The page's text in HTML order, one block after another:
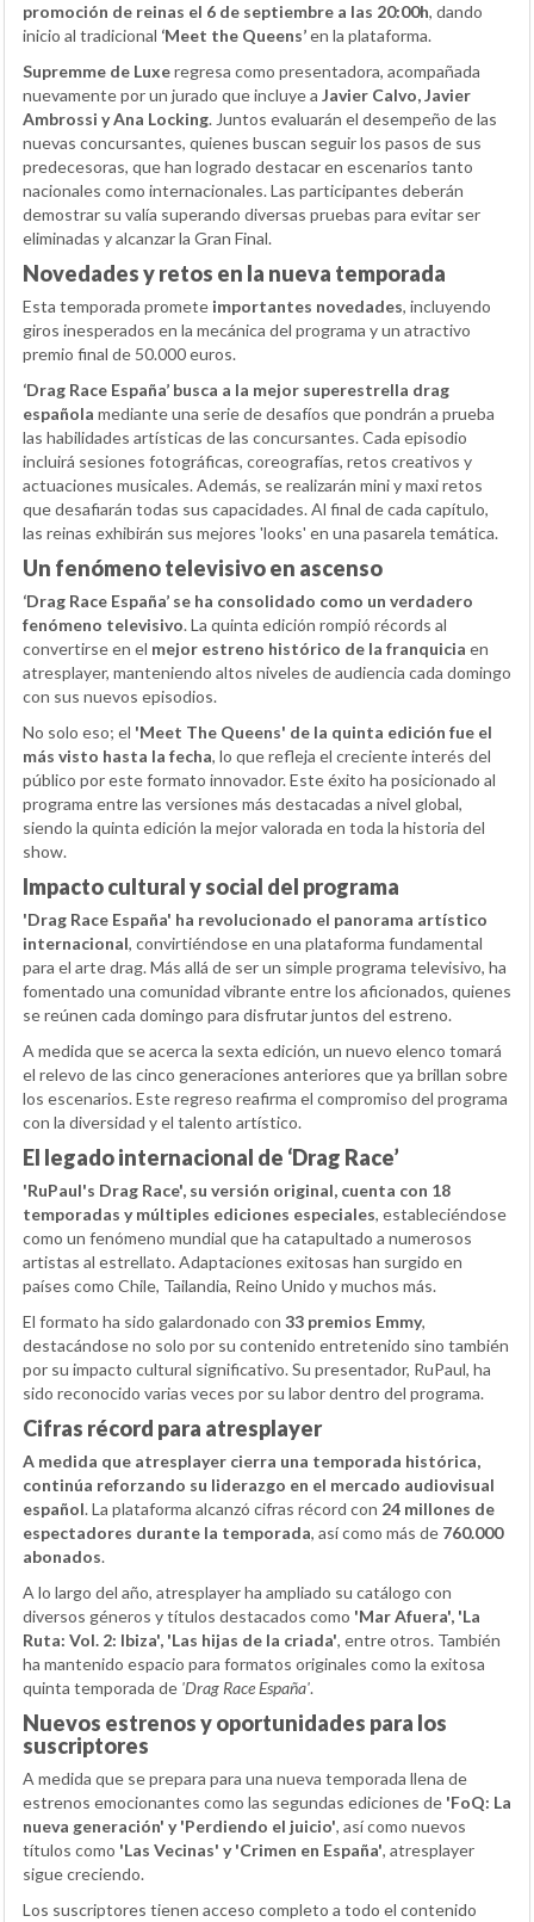
promoción de reinas el 6 de septiembre a las 20:00h, dando
inicio al tradicional ‘Meet the Queens’en la plataforma.
Supremme de Luxeregresa como presentadora, acompañada
nuevamente por un jurado que incluye a Javier Calvo, Javier
Ambrossi y Ana Locking. Juntos evaluarán el desempeño de las
nuevas concursantes, quienes buscan seguir los pasos de sus
predecesoras, que han logrado destacar en escenarios tanto
nacionales como internacionales. Las participantes deberán
demostrar su valía superando diversas pruebas para evitar ser
eliminadas y alcanzar la Gran Final.
Novedades y retos en la nueva temporada
Esta temporada promete importantes novedades, incluyendo
giros inesperados en la mecánica del programa y un atractivo
premio final de 50.000 euros.
‘Drag Race España’ busca a la mejor superestrella drag
española mediante una serie de desafíos que pondrán a prueba
las habilidades artísticas de las concursantes. Cada episodio
incluirá sesiones fotográficas, coreografías, retos creativos y
actuaciones musicales. Además, se realizarán mini y maxi retos
que desafiarán todas sus capacidades. Al final de cada capítulo,
las reinas exhibirán sus mejores 'looks' en una pasarela temática.
Un fenómeno televisivo en ascenso
‘Drag Race España’ se ha consolidado como un verdadero
fenómeno televisivo. La quinta edición rompió récords al
convertirse en el mejor estreno histórico de la franquicia en
atresplayer, manteniendo altos niveles de audiencia cada domingo
con sus nuevos episodios.
No solo eso; el 'Meet The Queens' de la quinta edición fue el
más visto hasta la fecha, lo que refleja el creciente interés del
público por este formato innovador. Este éxito ha posicionado al
programa entre las versiones más destacadas a nivel global,
siendo la quinta edición la mejor valorada en toda la historia del
show.
Impacto cultural y social del programa
'Drag Race España' ha revolucionado el panorama artístico
internacional, convirtiéndose en una plataforma fundamental
para el arte drag. Más allá de ser un simple programa televisivo, ha
fomentado una comunidad vibrante entre los aficionados, quienes
se reúnen cada domingo para disfrutar juntos del estreno.
A medida que se acerca la sexta edición, un nuevo elenco tomará
el relevo de las cinco generaciones anteriores que ya brillan sobre
los escenarios. Este regreso reafirma el compromiso del programa
con la diversidad y el talento artístico.
El legado internacional de ‘Drag Race’
'RuPaul's Drag Race', su versión original, cuenta con 18
temporadas y múltiples ediciones especiales, estableciéndose
como un fenómeno mundial que ha catapultado a numerosos
artistas al estrellato. Adaptaciones exitosas han surgido en
países como Chile, Tailandia, Reino Unido y muchos más.
El formato ha sido galardonado con 33 premios Emmy,
destacándose no solo por su contenido entretenido sino también
por su impacto cultural significativo. Su presentador, RuPaul, ha
sido reconocido varias veces por su labor dentro del programa.
Cifras récord para atresplayer
A medida que atresplayer cierra una temporada histórica,
continúa reforzando su liderazgo en el mercado audiovisual
español. La plataforma alcanzó cifras récord con 24 millones de
espectadores durante la temporada, así como más de 760.000
abonados.
A lo largo del año, atresplayer ha ampliado su catálogo con
diversos géneros y títulos destacados como 'Mar Afuera', 'La
Ruta: Vol. 2: Ibiza', 'Las hijas de la criada', entre otros. También
ha mantenido espacio para formatos originales como la exitosa
quinta temporada de 'Drag Race España'.
Nuevos estrenos y oportunidades para los
suscriptores
A medida que se prepara para una nueva temporada llena de
estrenos emocionantes como las segundas ediciones de 'FoQ: La
nueva generación' y 'Perdiendo el juicio', así como nuevos
títulos como 'Las Vecinas' y 'Crimen en España', atresplayer
sigue creciendo.
Los suscriptores tienen acceso completo a todo el contenido